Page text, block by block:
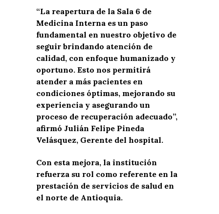
“La reapertura de la Sala 6 de
Medicina Interna es un paso
fundamental en nuestro objetivo de
seguir brindando atención de
calidad, con enfoque humanizado y
oportuno. Esto nos permitirá
atender a más pacientes en
condiciones óptimas, mejorando su
experiencia y asegurando un
proceso de recuperación adecuado”,
afirmó Julián Felipe Pineda
Velásquez, Gerente del hospital.
Con esta mejora, la institución
refuerza su rol como referente en la
prestación de servicios de salud en
el norte de Antioquia.